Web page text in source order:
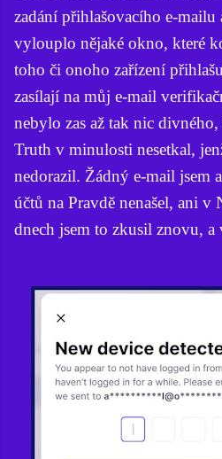
zadání přihlašovacího e-mailu
vylouplo nějaké okno, které
toho či onoho zařízení
zasílají na můj e-mail
nebylo zas až tak nic divného,
Truth v minulosti nesetkal,
nedorazil. Žádný e-mail jsem
účtů na Pravdě nenašel, ani v
dnech jsem to zkusil znovu, a